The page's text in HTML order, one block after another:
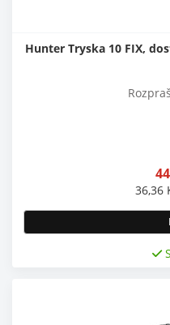
Hunter Tryska 10 FIX,
36,36